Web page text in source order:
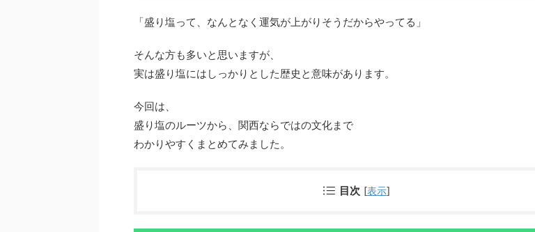
「盛り塩って、なんとなく運気が上がりそうだからやってる」
そんな方も多いと思いますが、
実は盛り塩にはしっかりとした歴史と意味があります。
今回は、
盛り塩のルーツから、関西ならではの文化まで
わかりやすくまとめてみました。
目次 [表示]